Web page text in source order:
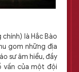
là Hắc Bào
gom những địa
sư âm hiểu, đầy
vấn của một đội